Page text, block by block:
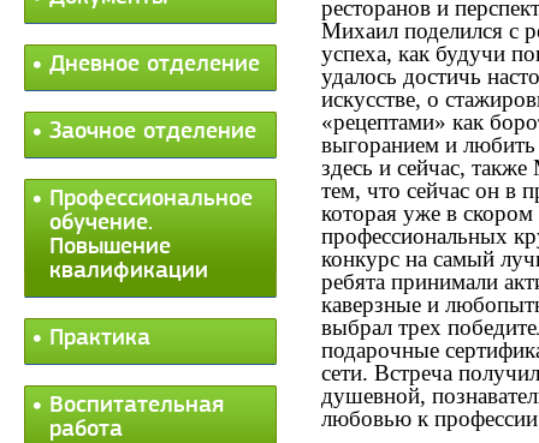
Дневное отделение
Заочное отделение
Профессиональное
обучение.
Повышение
квалификации
Практика
Воспитательная
работа
ресторанов и
Михаил поделился с
успеха, как будучи
удалось достичь
искусстве, о
«рецептами» как
выгоранием и
здесь и сейчас,
тем, что сейчас он в
которая уже в
профессиональных
конкурс на самый
ребята принимали
каверзные и
выбрал трех
подарочные
сети. Встреча
душевной,
любовью к